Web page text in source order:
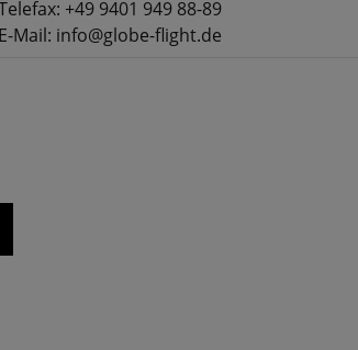
+49 9401 949 88-89
E-Mail: info@globe-flight.de